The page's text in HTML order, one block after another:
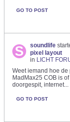
GO TO POST
soundlife
pixel layout
in LICHT
Weet iemand hoe de
MadMax25 COB is
doorgespit, internet...
GO TO POST